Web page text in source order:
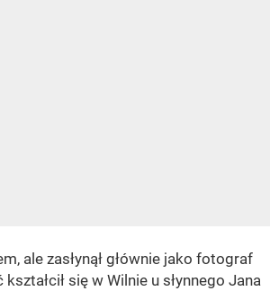
ale zasłynął głównie jako fotograf
się w Wilnie u słynnego Jana